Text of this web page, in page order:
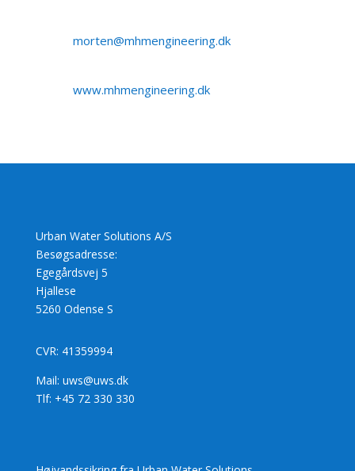
morten@mhmengineering.dk
www.mhmengineering.dk
Urban Water Solutions A/S
Besøgsadresse:
Egegårdsvej 5
Hjallese
5260 Odense S
CVR: 41359994
Mail: uws@uws.dk
Tlf: +45 72 330 330